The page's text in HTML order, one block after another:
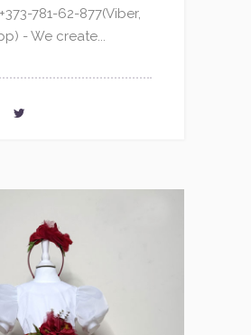
+373-781-62-877(Viber,
- We create...